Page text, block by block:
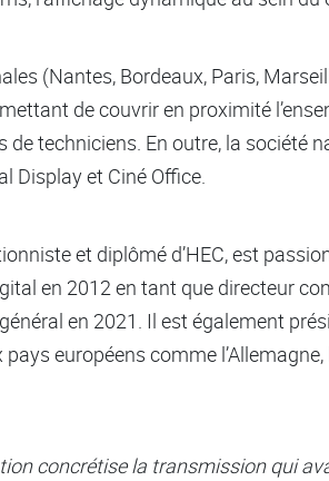
(Nantes, Bordeaux, Paris,
de couvrir en proximité
techniciens. En outre, la société
Display et Ciné Office.
et diplômé d’HEC, est
en 2012 en tant que directeur
en 2021. Il est également
européens comme l’Allemagne,
concrétise la transmission qui